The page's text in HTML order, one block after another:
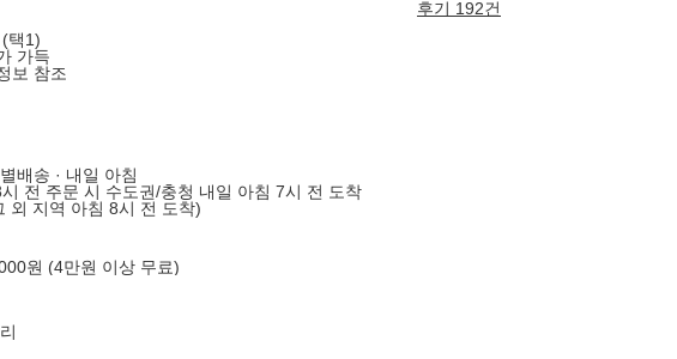
후기 192건
택1)
가득
보 참조
배송 · 내일 아침
시 전 주문 시 수도권/충청 내일 아침 7시 전 도착
외 지역 아침 8시 전 도착)
원 (4만원 이상 무료)